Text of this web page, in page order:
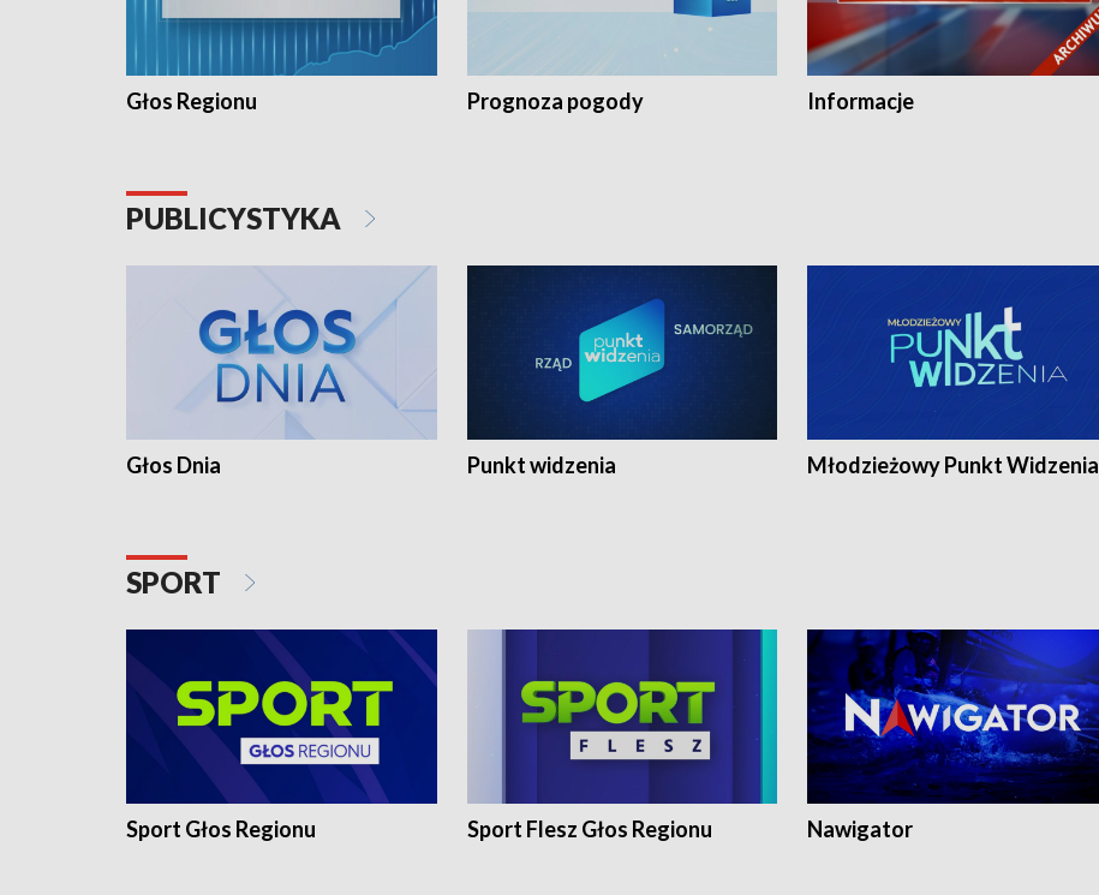
Głos Regionu Prognoza pogody Informacje
PUBLICYSTYKA
Głos Dnia Punkt widzenia Młodzieżowy Punkt Widzenia
SPORT
Sport Głos Regionu Sport Flesz Głos Regionu Nawigator